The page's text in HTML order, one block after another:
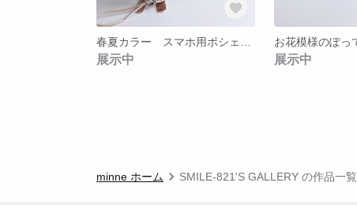
展示中 展示中
minne ホーム SMILE-821'S GALLERY の作品一覧